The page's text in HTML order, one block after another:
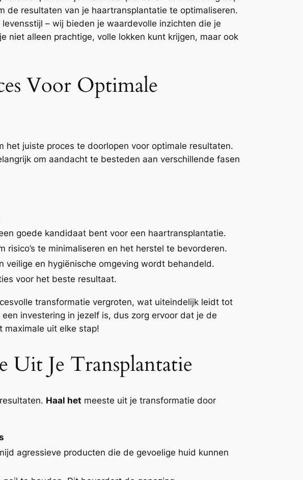
de resultaten van je haartransplantatie te optimaliseren.
– wij bieden je waardevolle inzichten die je
niet alleen prachtige, volle lokken kunt krijgen, maar ook
Voor Optimale
juiste proces te doorlopen voor optimale resultaten.
om aandacht te besteden aan verschillende fasen
goede kandidaat bent voor een haartransplantatie.
te minimaliseren en het herstel te bevorderen.
veilige en hygiënische omgeving wordt behandeld.
voor het beste resultaat.
transformatie vergroten, wat uiteindelijk leidt tot
investering in jezelf is, dus zorg ervoor dat je de
maximale uit elke stap!
Uit Je Transplantatie
Haal het meeste uit je transformatie door
agressieve producten die de gevoelige huid kunnen